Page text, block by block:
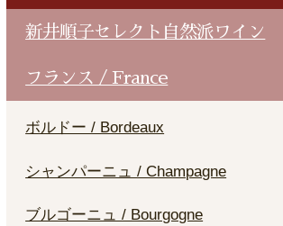
新井順子セレクト自然派ワイン
フランス / France
ボルドー / Bordeaux
シャンパーニュ / Champagne
ブルゴーニュ / Bourgogne